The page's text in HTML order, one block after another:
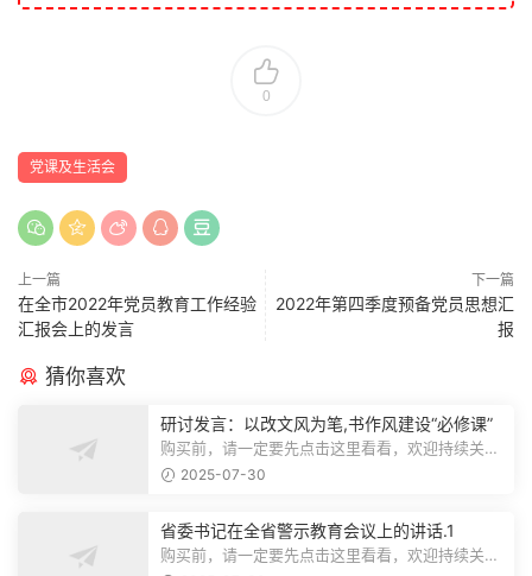
0
党课及生活会
上一篇
在全市2022年党员教育工作经验
汇报会上的发言
下一篇
2022年第四季度预备党员思想汇
报
猜你喜欢
研讨发言：以改文风为笔,书作风建设“必修课”
购买前，请一定要先点击这里看看，欢迎持续关
注，精彩模板每天推送预览结束，本文...
2025-07-30
省委书记在全省警示教育会议上的讲话.1
购买前，请一定要先点击这里看看，欢迎持续关